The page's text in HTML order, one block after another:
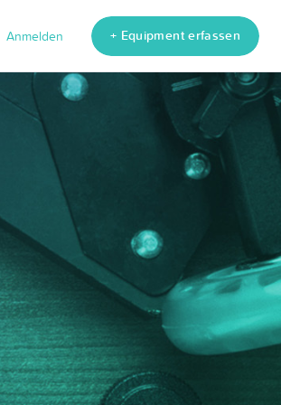
Anmelden + Equipment erfassen